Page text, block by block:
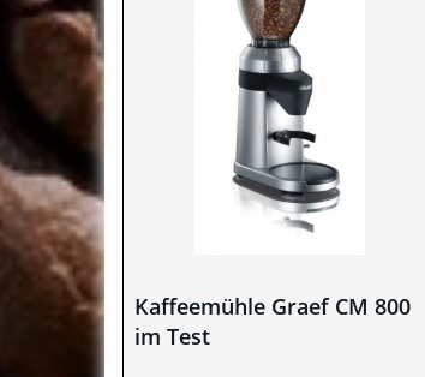
Kaffeemühle Graef CM 800
im Test